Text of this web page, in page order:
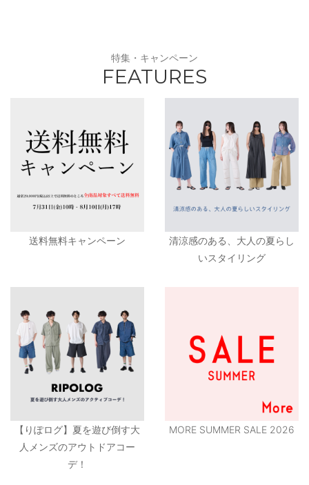
特集・キャンペーン
FEATURES
送料無料キャンペーン
清涼感のある、大人の夏らし
いスタイリング
【りぽログ】夏を遊び倒す大
人メンズのアウトドアコー
デ！
MORE SUMMER SALE 2026